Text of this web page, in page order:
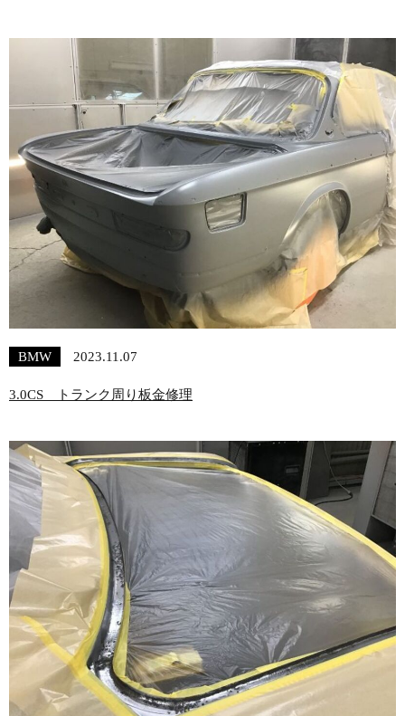
BMW 2023.11.07
3.0CS トランク周り板金修理